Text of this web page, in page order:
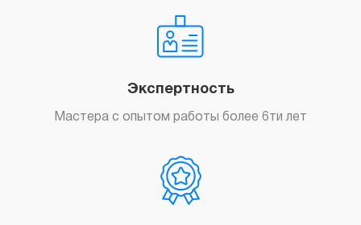
Экспертность
Мастера с опытом работы более 6ти лет